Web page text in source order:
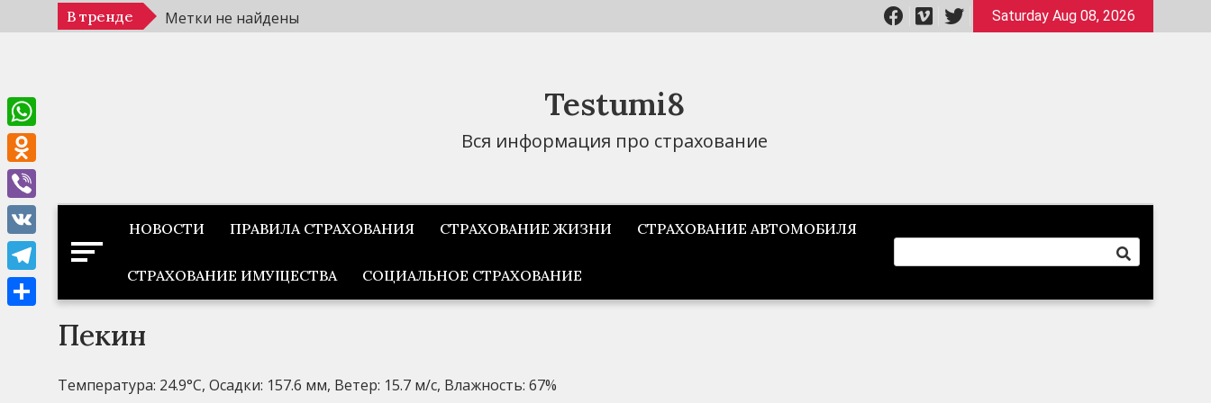
к
В тренде Метки не найдены Saturday Aug 08, 2026
Testumi8
Вся информация про страхование
НОВОСТИ ПРАВИЛА СТРАХОВАНИЯ СТРАХОВАНИЕ ЖИЗНИ СТРАХОВАНИЕ АВТОМОБИЛЯ
СТРАХОВАНИЕ ИМУЩЕСТВА СОЦИАЛЬНОЕ СТРАХОВАНИЕ
Пекин
Температура: 24.9°C, Осадки: 157.6 мм, Ветер: 15.7 м/с, Влажность: 67%
WhatsApp
Odnoklassniki
Viber
VK
Telegram
Отправить